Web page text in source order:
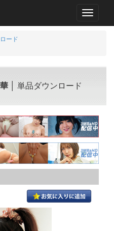
MENU
ード
│ 単品ダウンロード